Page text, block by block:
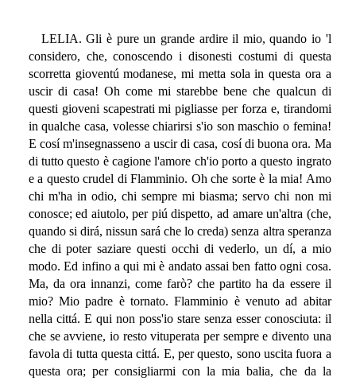
LELIA. Gli è pure un grande ardire il mio, quando io 'l
considero, che, conoscendo i disonesti costumi di questa
scorretta gioventú modanese, mi metta sola in questa ora a
uscir di casa! Oh come mi starebbe bene che qualcun di
questi gioveni scapestrati mi pigliasse per forza e, tirandomi
in qualche casa, volesse chiarirsi s'io son maschio o femina!
E cosí m'insegnasseno a uscir di casa, cosí di buona ora. Ma
di tutto questo è cagione l'amore ch'io porto a questo ingrato
e a questo crudel di Flamminio. Oh che sorte è la mia! Amo
chi m'ha in odio, chi sempre mi biasma; servo chi non mi
conosce; ed aiutolo, per piú dispetto, ad amare un'altra (che,
quando si dirá, nissun sará che lo creda) senza altra speranza
che di poter saziare questi occhi di vederlo, un dí, a mio
modo. Ed infino a qui mi è andato assai ben fatto ogni cosa.
Ma, da ora innanzi, come farò? che partito ha da essere il
mio? Mio padre è tornato. Flamminio è venuto ad abitar
nella cittá. E qui non poss'io stare senza esser conosciuta: il
che se avviene, io resto vituperata per sempre e divento una
favola di tutta questa cittá. E, per questo, sono uscita fuora a
questa ora; per consigliarmi con la mia balia, che da la